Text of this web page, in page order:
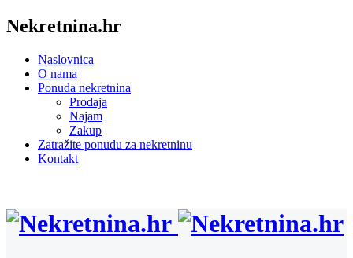
Nekretnina.hr
Naslovnica
O nama
Ponuda nekretnina
Prodaja
Najam
Zakup
Zatražite ponudu za nekretninu
Kontakt